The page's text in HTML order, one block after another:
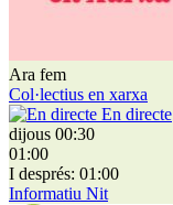
Ara fem
Col·lectius en xarxa
En directe
dijous 00:30
01:00
I després: 01:00
Informatiu Nit